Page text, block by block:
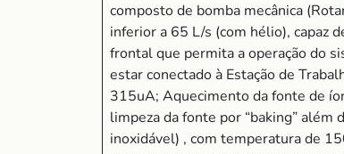
composto de bomba mecânica
inferior a 65 L/s (com hélio), capaz
frontal que permita a operação do
estar conectado à Estação de
315uA; Aquecimento da fonte de
limpeza da fonte por “baking” além
inoxidável) , com temperatura de